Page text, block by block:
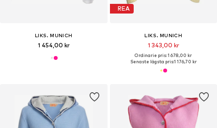
LIKS. MUNICH
1 454,00 kr
REA
LIKS. MUNICH
1 343,00 kr
Ordinarie pris: 1 678,00 kr
Senaste lägsta pris:1 176,70 kr